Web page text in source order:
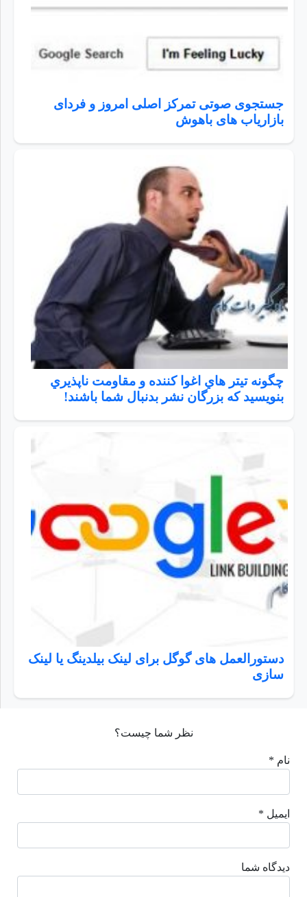
جستجوی صوتی تمرکز اصلی امروز و فردای
بازاریاب های باهوش
چگونه تيتر هاي اغوا كننده و مقاومت ناپذيري
بنويسيد كه بزرگان نشر بدنبال شما باشند!
دستورالعمل های گوگل برای لینک بیلدینگ یا لینک
سازی
نظر شما چیست؟
نام *
ایمیل *
دیدگاه شما